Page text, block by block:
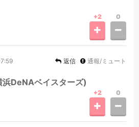
+2 0
返信 通報/ミュート
浜DeNAベイスターズ)
+2 0